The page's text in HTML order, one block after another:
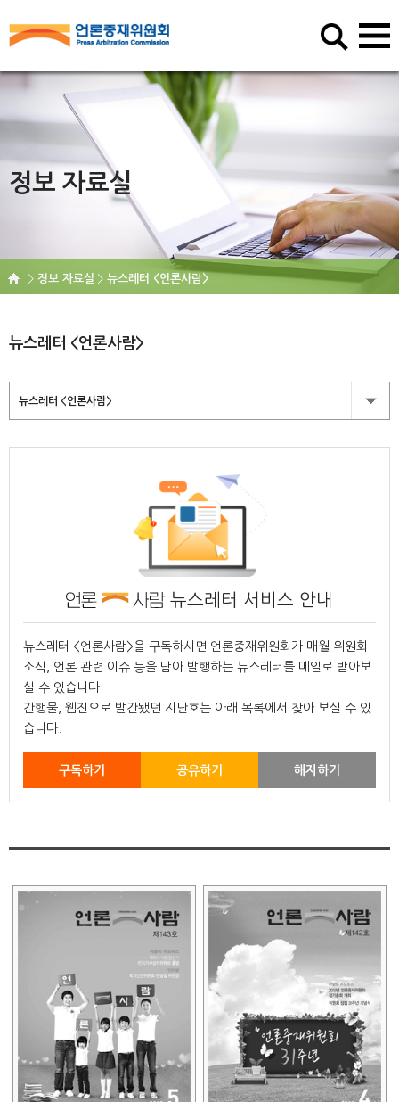
정보 자료실
정보 자료실 뉴스레터 <언론사람>
뉴스레터 <언론사람>
뉴스레터 <언론사람>
뉴스레터 서비스 안내
뉴스레터 <언론사람>을 구독하시면 언론중재위원회가 매월 위원회
소식, 언론 관련 이슈 등을 담아 발행하는 뉴스레터를 메일로 받아보
실 수 있습니다.
간행물, 웹진으로 발간됐던 지난호는 아래 목록에서 찾아 보실 수 있
습니다.
구독하기 공유하기 해지하기